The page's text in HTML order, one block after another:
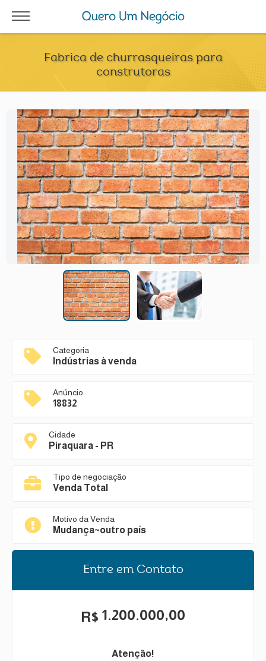
Fabrica de churrasqueiras para
construtoras
Categoria
Indústrias à venda
Anúncio
18832
Cidade
Piraquara - PR
Tipo de negociação
Venda Total
Motivo da Venda
Mudança~outro país
Entre em Contato
R$ 1.200.000,00
Atenção!